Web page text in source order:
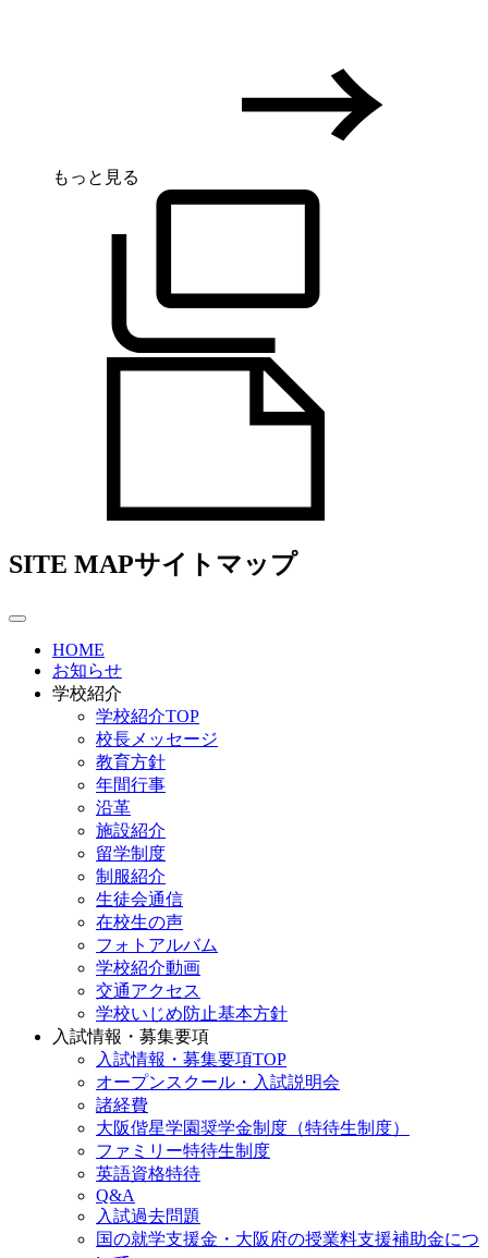
もっと見る
SITE MAPサイトマップ
HOME
お知らせ
学校紹介
学校紹介TOP
校長メッセージ
教育方針
年間行事
沿革
施設紹介
留学制度
制服紹介
生徒会通信
在校生の声
フォトアルバム
学校紹介動画
交通アクセス
学校いじめ防止基本方針
入試情報・募集要項
入試情報・募集要項TOP
オープンスクール・入試説明会
諸経費
大阪偕星学園奨学金制度（特待生制度）
ファミリー特待生制度
英語資格特待
Q&A
入試過去問題
国の就学支援金・大阪府の授業料支援補助金につ